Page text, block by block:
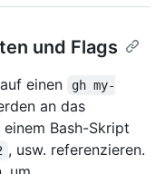
und Flags
einen
gh my-
an das
Bash-Skript
, usw. referenzieren.